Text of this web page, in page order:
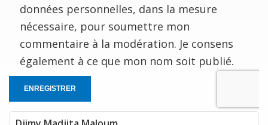
données personnelles, dans la mesure
nécessaire, pour soumettre mon
commentaire à la modération. Je consens
également à ce que mon nom soit publié.
ENREGISTRER